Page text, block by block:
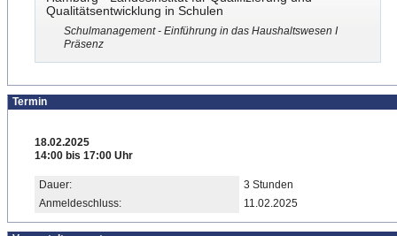
Qualitätsentwicklung in Schulen
Schulmanagement - Einführung in das Haushaltswesen I
Präsenz
Termin
18.02.2025
14:00 bis 17:00 Uhr
Dauer:
3 Stunden
Anmeldeschluss:
11.02.2025